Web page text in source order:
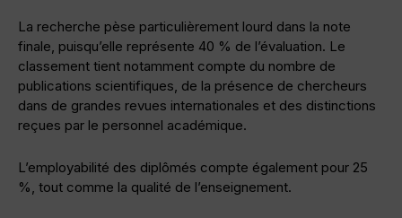
La recherche pèse particulièrement lourd dans la note
finale, puisqu’elle représente 40 % de l’évaluation. Le
classement tient notamment compte du nombre de
publications scientifiques, de la présence de chercheurs
dans de grandes revues internationales et des distinctions
reçues par le personnel académique.
L’employabilité des diplômés compte également pour 25
%, tout comme la qualité de l’enseignement.